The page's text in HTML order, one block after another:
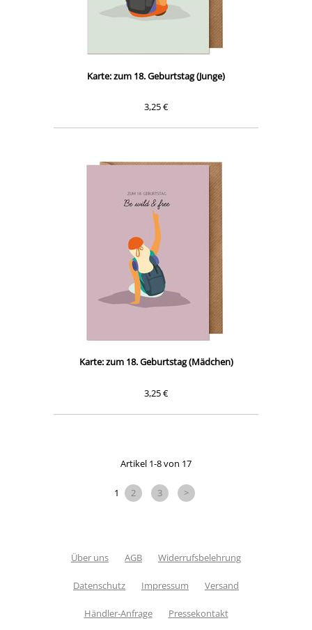
Karte: zum 18. Geburtstag (Junge)
3,25 €
Karte: zum 18. Geburtstag (Mädchen)
3,25 €
Artikel 1-8 von 17
1 2 3 >
Über uns AGB Widerrufsbelehrung
Datenschutz Impressum Versand
Händler-Anfrage Pressekontakt